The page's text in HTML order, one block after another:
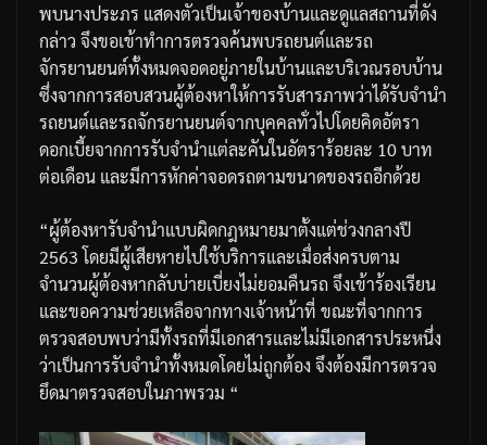
พบนางประภร แสดงตัวเป็นเจ้าของบ้านและดูแลสถานที่ดัง
กล่าว จึงขอเข้าทำการตรวจค้นพบรถยนต์และรถ
จักรยานยนต์ทั้งหมดจอดอยู่ภายในบ้านและบริเวณรอบบ้าน
ซึ่งจากการสอบสวนผู้ต้องหาให้การรับสารภาพว่าได้รับจำนำ
รถยนต์และรถจักรยานยนต์จากบุคคลทั่วไปโดยคิดอัตรา
ดอกเบี้ยจากการรับจำนำแต่ละคันในอัตราร้อยละ 10บาท
ต่อเดือน และมีการหักค่าจอดรถตามขนาดของรถอีกด้วย
“ผู้ต้องหารับจำนำแบบผิดกฎหมายมาตั้งแต่ช่วงกลางปี
2563 โดยมีผู้เสียหายไปใช้บริการและเมื่อส่งครบตาม
จำนวนผู้ต้องหากลับบ่ายเบี่ยงไม่ยอมคืนรถ จึงเข้าร้องเรียน
และขอความช่วยเหลือจากทางเจ้าหน้าที่ ขณะที่จากการ
ตรวจสอบพบว่ามีทั้งรถที่มีเอกสารและไม่มีเอกสารประหนึ่ง
ว่าเป็นการรับจำนำทั้งหมดโดยไม่ถูกต้อง จึงต้องมีการตรวจ
ยึดมาตรวจสอบในภาพรวม “